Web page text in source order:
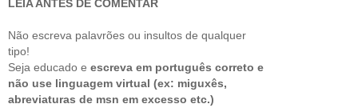
LEIA ANTES DE COMENTAR
Não escreva palavrões ou insultos de qualquer
tipo!
Seja educado e escreva em português correto e
não use linguagem virtual (ex: miguxês,
abreviaturas de msn em excesso etc.)